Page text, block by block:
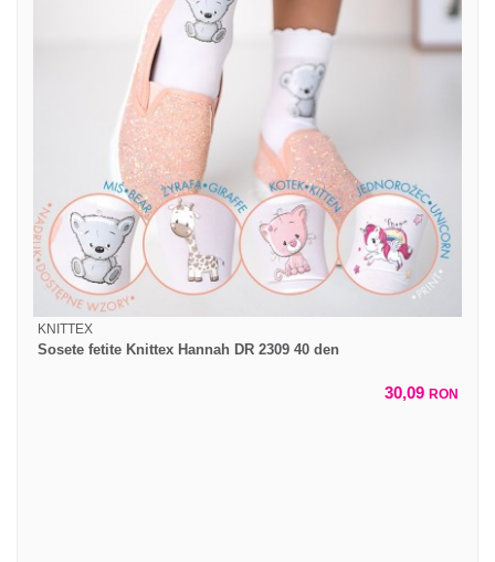
KNITTEX
Sosete fetite Knittex Hannah DR 2309 40 den
30,09 RON